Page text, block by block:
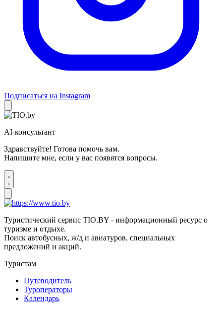
Подписаться на Instagram
AI-консультант
Здравствуйте! Готова помочь вам.
Напишите мне, если у вас появятся вопросы.
Туристический сервис TIO.BY - информационный ресурс о
туризме и отдыхе.
Поиск автобусных, ж/д и авиатуров, специальных
предложений и акций.
Туристам
Путеводитель
Туроператоры
Календарь